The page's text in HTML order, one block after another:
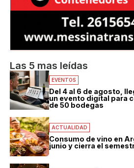
Las 5 mas leídas
EVENTOS
Del 4 al 6 de agosto,
un evento digital para
de 50 bodegas
ACTUALIDAD
Consumo de vino en
junio y cierra el